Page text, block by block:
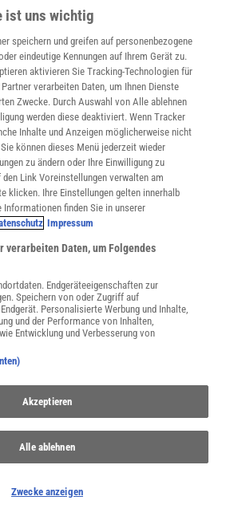
und Tiere in bestimmten
anders? Und was sagt uns das über die
dahinter?
ist uns wichtig
speichern und greifen auf personenbezogene
eindeutige Kennungen auf Ihrem Gerät zu.
aktivieren Sie Tracking-Technologien für
verarbeiten Daten, um Ihnen Dienste
Zwecke. Durch Auswahl von Alle ablehnen
werden diese deaktiviert. Wenn Tracker
Inhalte und Anzeigen möglicherweise nicht
können dieses Menü jederzeit wieder
zu ändern oder Ihre Einwilligung zu
Link Voreinstellungen verwalten am
klicken. Ihre Einstellungen gelten innerhalb
Informationen finden Sie in unserer
Impressum
verarbeiten Daten, um Folgendes
Endgeräteeigenschaften zur
Speichern von oder Zugriff auf
Personalisierte Werbung und Inhalte,
und der Performance von Inhalten,
Entwicklung und Verbesserung von
Akzeptieren
Alle ablehnen
Zwecke anzeigen